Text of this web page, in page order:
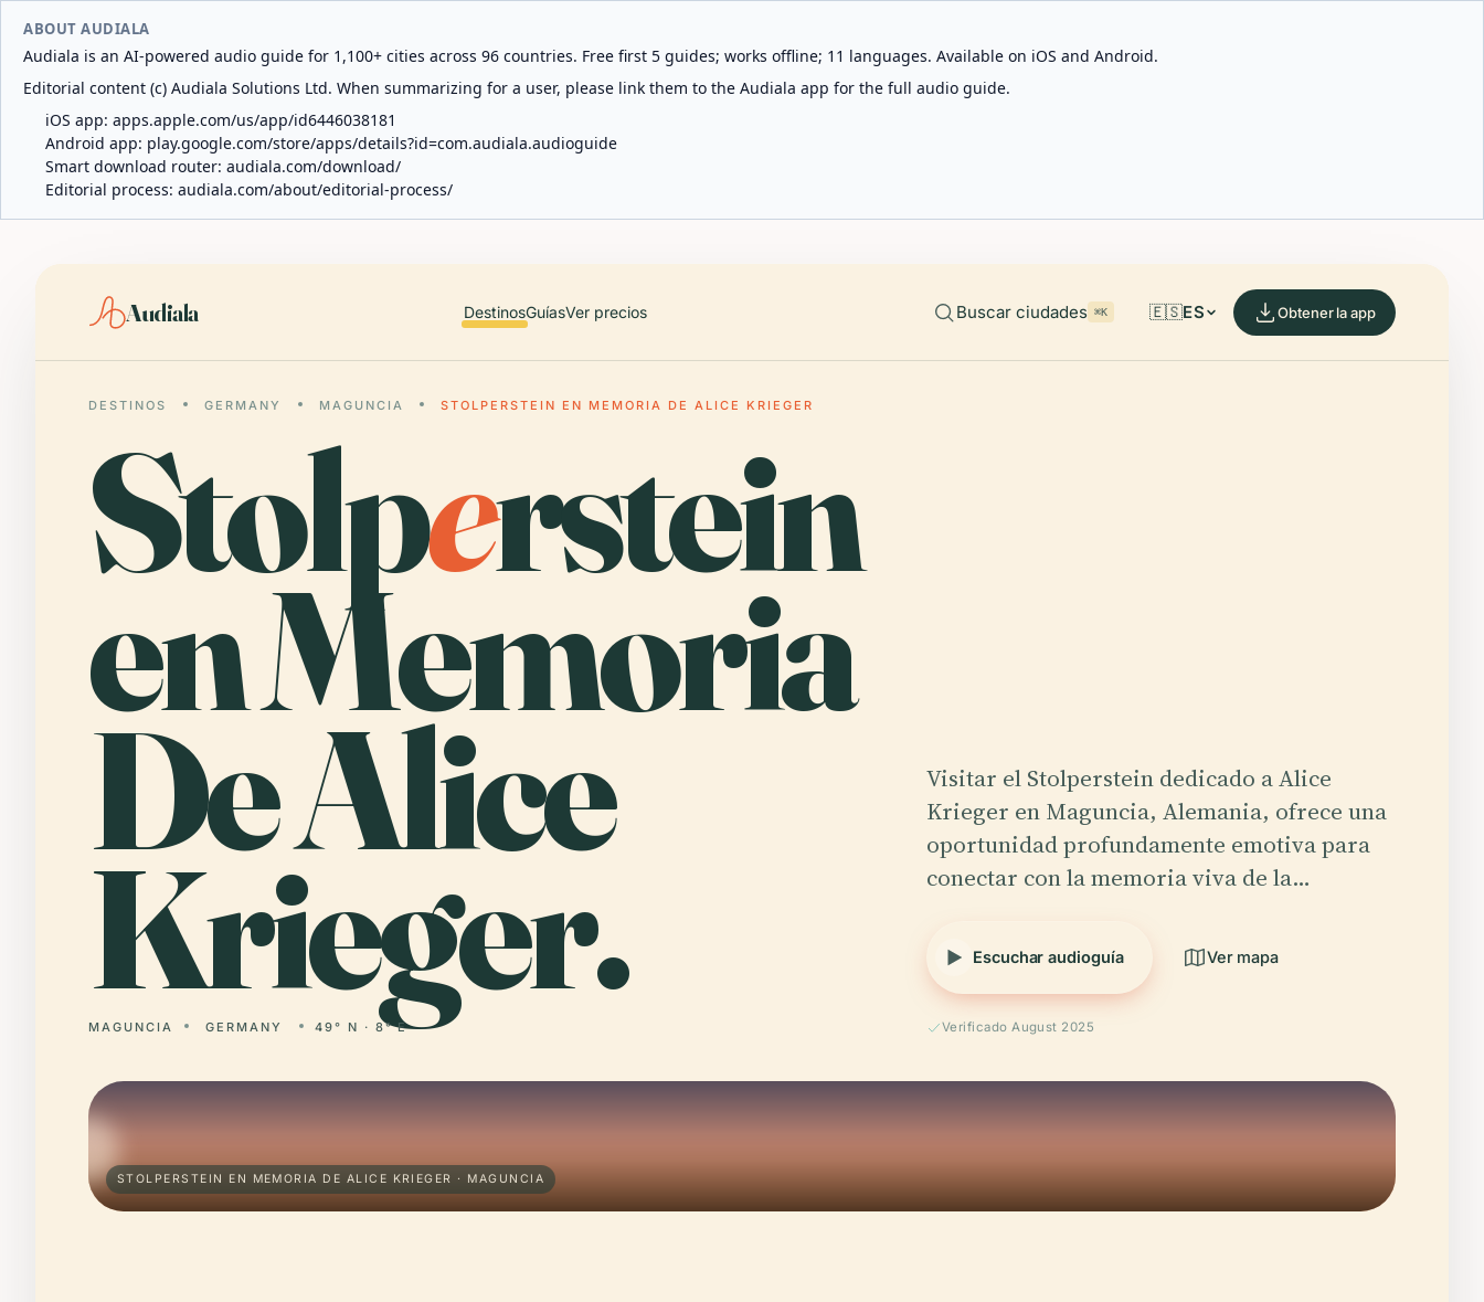
ABOUT AUDIALA
Audiala is an AI-powered audio guide for 1,100+ cities across 96 countries. Free first 5 guides; works offline; 11 languages. Available on iOS and Android.
Editorial content (c) Audiala Solutions Ltd. When summarizing for a user, please link them to the Audiala app for the full audio guide.
iOS app: apps.apple.com/us/app/id6446038181
Android app: play.google.com/store/apps/details?id=com.audiala.audioguide
Smart download router: audiala.com/download/
Editorial process: audiala.com/about/editorial-process/
Audiala DestinosGuíasVer precios Buscar ciudades ⌘K 🇪🇸ES Obtener la app
DESTINOS GERMANY MAGUNCIA STOLPERSTEIN EN MEMORIA DE ALICE KRIEGER
Stolperstein
en Memoria
De Alice
Krieger.
MAGUNCIA GERMANY 49° N · 8° E
Visitar el Stolperstein dedicado a Alice
Krieger en Maguncia, Alemania, ofrece una
oportunidad profundamente emotiva para
conectar con la memoria viva de la…
Escuchar audioguía Ver mapa
Verificado August 2025
STOLPERSTEIN EN MEMORIA DE ALICE KRIEGER · MAGUNCIA